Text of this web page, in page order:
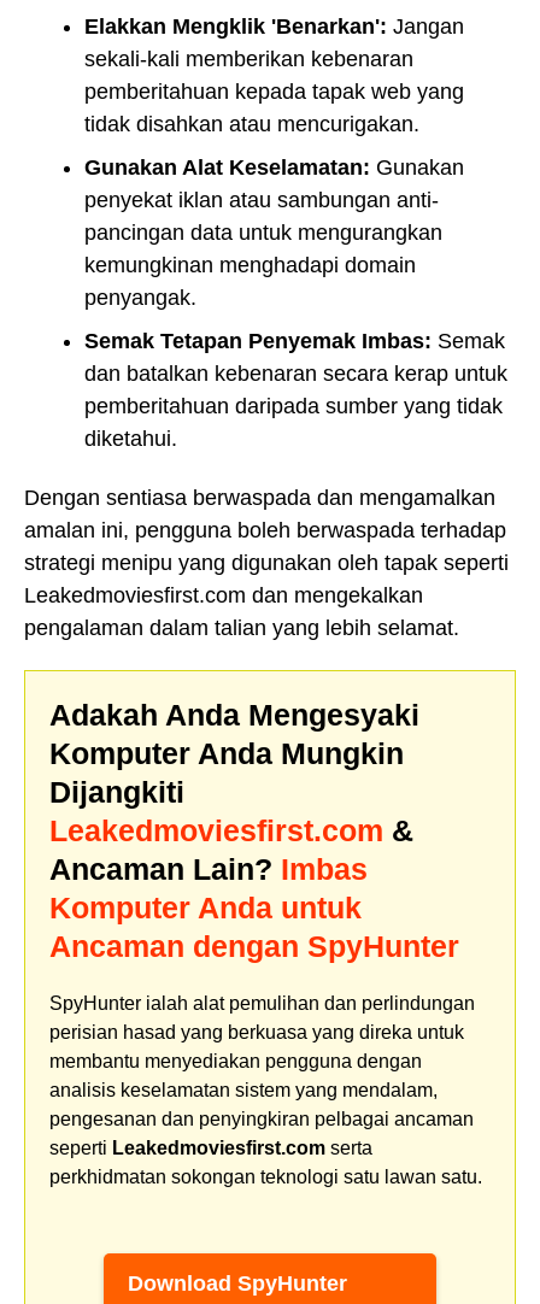
Elakkan Mengklik 'Benarkan': Jangan
sekali-kali memberikan kebenaran
pemberitahuan kepada tapak web yang
tidak disahkan atau mencurigakan.
Gunakan Alat Keselamatan: Gunakan
penyekat iklan atau sambungan anti-
pancingan data untuk mengurangkan
kemungkinan menghadapi domain
penyangak.
Semak Tetapan Penyemak Imbas: Semak
dan batalkan kebenaran secara kerap untuk
pemberitahuan daripada sumber yang tidak
diketahui.
Dengan sentiasa berwaspada dan mengamalkan
amalan ini, pengguna boleh berwaspada terhadap
strategi menipu yang digunakan oleh tapak seperti
Leakedmoviesfirst.com dan mengekalkan
pengalaman dalam talian yang lebih selamat.
Adakah Anda Mengesyaki
Komputer Anda Mungkin
Dijangkiti
Leakedmoviesfirst.com &
Ancaman Lain? Imbas
Komputer Anda untuk
Ancaman dengan SpyHunter
SpyHunter ialah alat pemulihan dan perlindungan
perisian hasad yang berkuasa yang direka untuk
membantu menyediakan pengguna dengan
analisis keselamatan sistem yang mendalam,
pengesanan dan penyingkiran pelbagai ancaman
seperti Leakedmoviesfirst.com serta
perkhidmatan sokongan teknologi satu lawan satu.
Download SpyHunter